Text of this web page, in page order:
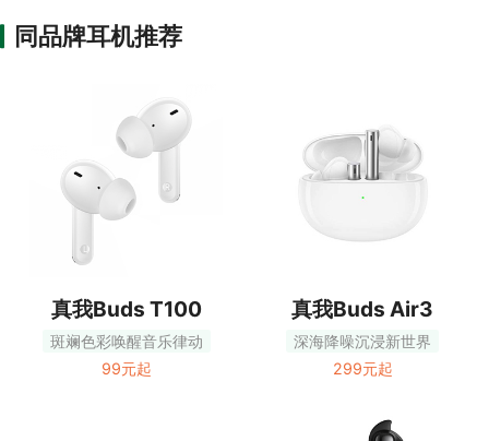
同品牌耳机推荐
真我Buds T100
斑斓色彩唤醒音乐律动
99元起
真我Buds Air3
深海降噪沉浸新世界
299元起